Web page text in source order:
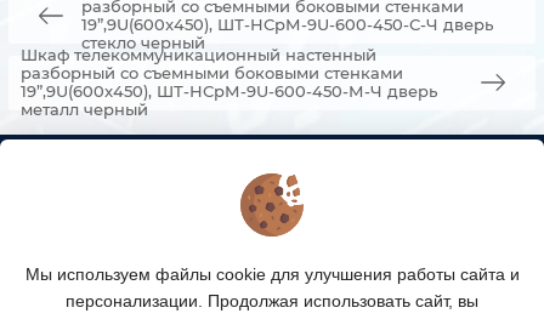
разборный со съемными боковыми стенками
19”,9U(600x450), ШТ-НСрМ-9U-600-450-С-Ч дверь
стекло черный
Шкаф телекоммуникационный настенный
разборный со съемными боковыми стенками
19”,9U(600x450), ШТ-НСрМ-9U-600-450-М-Ч дверь
металл черный
КАТАЛОГ ТОВАРОВ
Мы используем файлы cookie для улучшения работы сайта и
персонализации. Продолжая использовать сайт, вы